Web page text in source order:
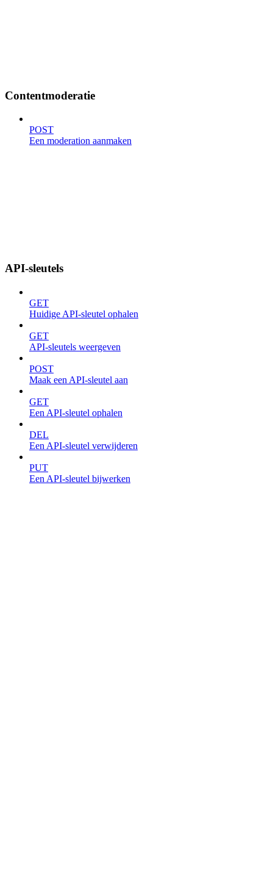
Contentmoderatie
POST
Een moderation aanmaken
API-sleutels
GET
Huidige API-sleutel ophalen
GET
API-sleutels weergeven
POST
Maak een API-sleutel aan
GET
Een API-sleutel ophalen
DEL
Een API-sleutel verwijderen
PUT
Een API-sleutel bijwerken